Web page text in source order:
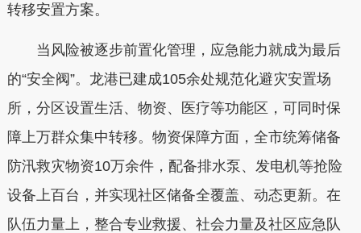
转移安置方案。
当风险被逐步前置化管理，应急能力就成为最后
的“安全阀”。龙港已建成105余处规范化避灾安置场
所，分区设置生活、物资、医疗等功能区，可同时保
障上万群众集中转移。物资保障方面，全市统筹储备
防汛救灾物资10万余件，配备排水泵、发电机等抢险
设备上百台，并实现社区储备全覆盖、动态更新。在
队伍力量上，整合专业救援、社会力量及社区应急队